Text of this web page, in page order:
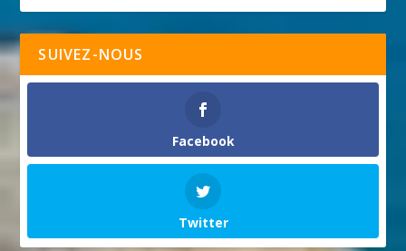
SUIVEZ-NOUS
Facebook
Twitter